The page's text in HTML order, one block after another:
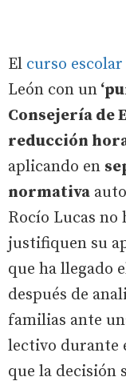
El curso escolar
León con un
Consejería de
reducción
aplicando en
normativa
Rocío Lucas no
justifiquen su
que ha llegado
después de
familias ante
lectivo durante
que la decisión